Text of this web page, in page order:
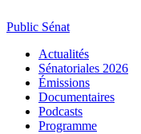
Public Sénat
Actualités
Sénatoriales 2026
Émissions
Documentaires
Podcasts
Programme